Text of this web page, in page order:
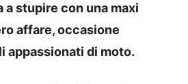
a stupire con una maxi
affare, occasione
appassionati di moto.